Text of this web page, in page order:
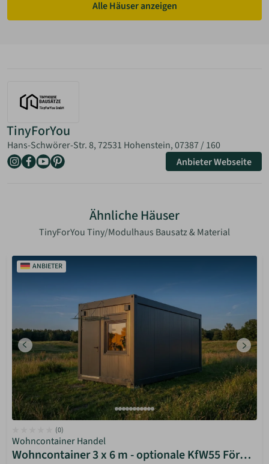
Alle Häuser anzeigen
TinyForYou
Hans-Schwörer-Str. 8, 72531 Hohenstein,07387 / 160
Anbieter Webseite
Ähnliche Häuser
TinyForYou Tiny/Modulhaus Bausatz & Material
ANBIETER
(0)
Wohncontainer Handel
Wohncontainer 3 x 6 m - optionale KfW55 Förderung